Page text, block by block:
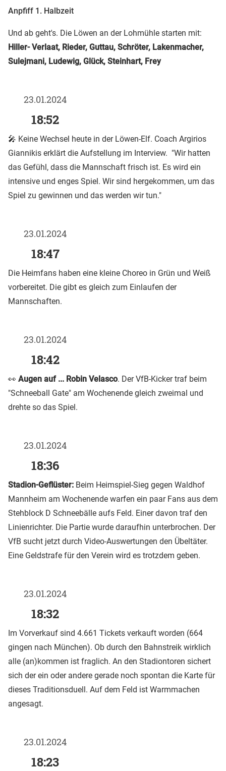
Anpfiff 1. Halbzeit
Und ab geht's. Die Löwen an der Lohmühle starten mit:
Hiller- Verlaat, Rieder, Guttau, Schröter, Lakenmacher,
Sulejmani, Ludewig, Glück, Steinhart, Frey
23.01.2024
18:52
🎤 Keine Wechsel heute in der Löwen-Elf. Coach Argirios
Giannikis erklärt die Aufstellung im Interview. "Wir hatten
das Gefühl, dass die Mannschaft frisch ist. Es wird ein
intensive und enges Spiel. Wir sind hergekommen, um das
Spiel zu gewinnen und das werden wir tun."
23.01.2024
18:47
Die Heimfans haben eine kleine Choreo in Grün und Weiß
vorbereitet. Die gibt es gleich zum Einlaufen der
Mannschaften.
23.01.2024
18:42
👀 Augen auf ... Robin Velasco. Der VfB-Kicker traf beim
"Schneeball Gate" am Wochenende gleich zweimal und
drehte so das Spiel.
23.01.2024
18:36
Stadion-Geflüster: Beim Heimspiel-Sieg gegen Waldhof
Mannheim am Wochenende warfen ein paar Fans aus dem
Stehblock D Schneebälle aufs Feld. Einer davon traf den
Linienrichter. Die Partie wurde daraufhin unterbrochen. Der
VfB sucht jetzt durch Video-Auswertungen den Übeltäter.
Eine Geldstrafe für den Verein wird es trotzdem geben.
23.01.2024
18:32
Im Vorverkauf sind 4.661 Tickets verkauft worden (664
gingen nach München). Ob durch den Bahnstreik wirklich
alle (an)kommen ist fraglich. An den Stadiontoren sichert
sich der ein oder andere gerade noch spontan die Karte für
dieses Traditionsduell. Auf dem Feld ist Warmmachen
angesagt.
23.01.2024
18:23